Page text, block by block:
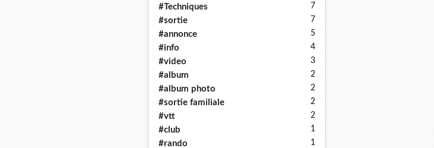
#Techniques 7
#sortie 7
#annonce 5
#info 4
#video 3
#album 2
#album photo 2
#sortie familiale 2
#vtt 2
#club 1
#rando 1